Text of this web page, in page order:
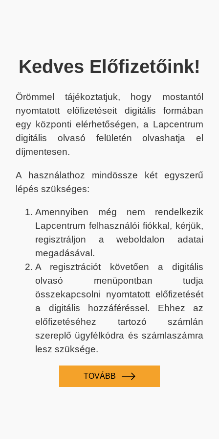
Kedves Előfizetőink!
Örömmel tájékoztatjuk, hogy mostantól
nyomtatott előfizetéseit digitális formában
egy központi elérhetőségen, a Lapcentrum
digitális olvasó felületén olvashatja el
díjmentesen.
A használathoz mindössze két egyszerű
lépés szükséges:
Amennyiben még nem rendelkezik
Lapcentrum felhasználói fiókkal, kérjük,
regisztráljon a weboldalon adatai
megadásával.
A regisztrációt követően a digitális
olvasó menüpontban tudja
összekapcsolni nyomtatott előfizetését
a digitális hozzáféréssel. Ehhez az
előfizetéséhez tartozó számlán
szereplő ügyfélkódra és számlaszámra
lesz szüksége.
TOVÁBB